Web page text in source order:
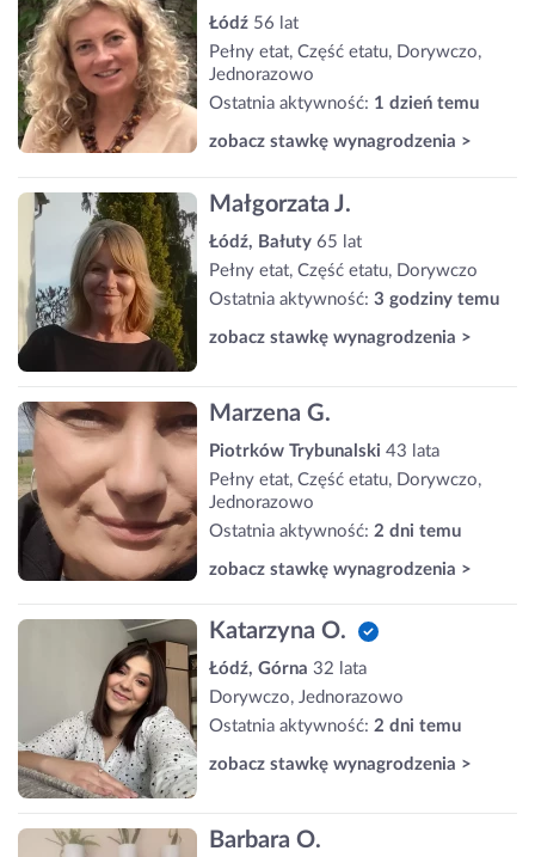
Łódź 56 lat
Pełny etat, Część etatu, Dorywczo,
Jednorazowo
Ostatnia aktywność: 1 dzień temu
zobacz stawkę wynagrodzenia >
Małgorzata J.
Łódź, Bałuty 65 lat
Pełny etat, Część etatu, Dorywczo
Ostatnia aktywność: 3 godziny temu
zobacz stawkę wynagrodzenia >
Marzena G.
Piotrków Trybunalski 43 lata
Pełny etat, Część etatu, Dorywczo,
Jednorazowo
Ostatnia aktywność: 2 dni temu
zobacz stawkę wynagrodzenia >
Katarzyna O.
Łódź, Górna 32 lata
Dorywczo, Jednorazowo
Ostatnia aktywność: 2 dni temu
zobacz stawkę wynagrodzenia >
Barbara O.